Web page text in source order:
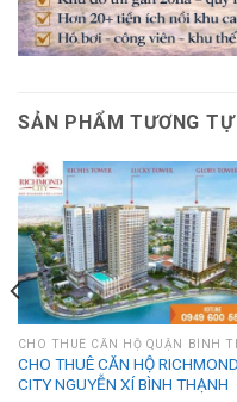
SẢN PHẨM TƯƠNG TỰ
CHO THUÊ CĂN HỘ RICHMOND
CITY NGUYỄN XÍ BÌNH THẠNH